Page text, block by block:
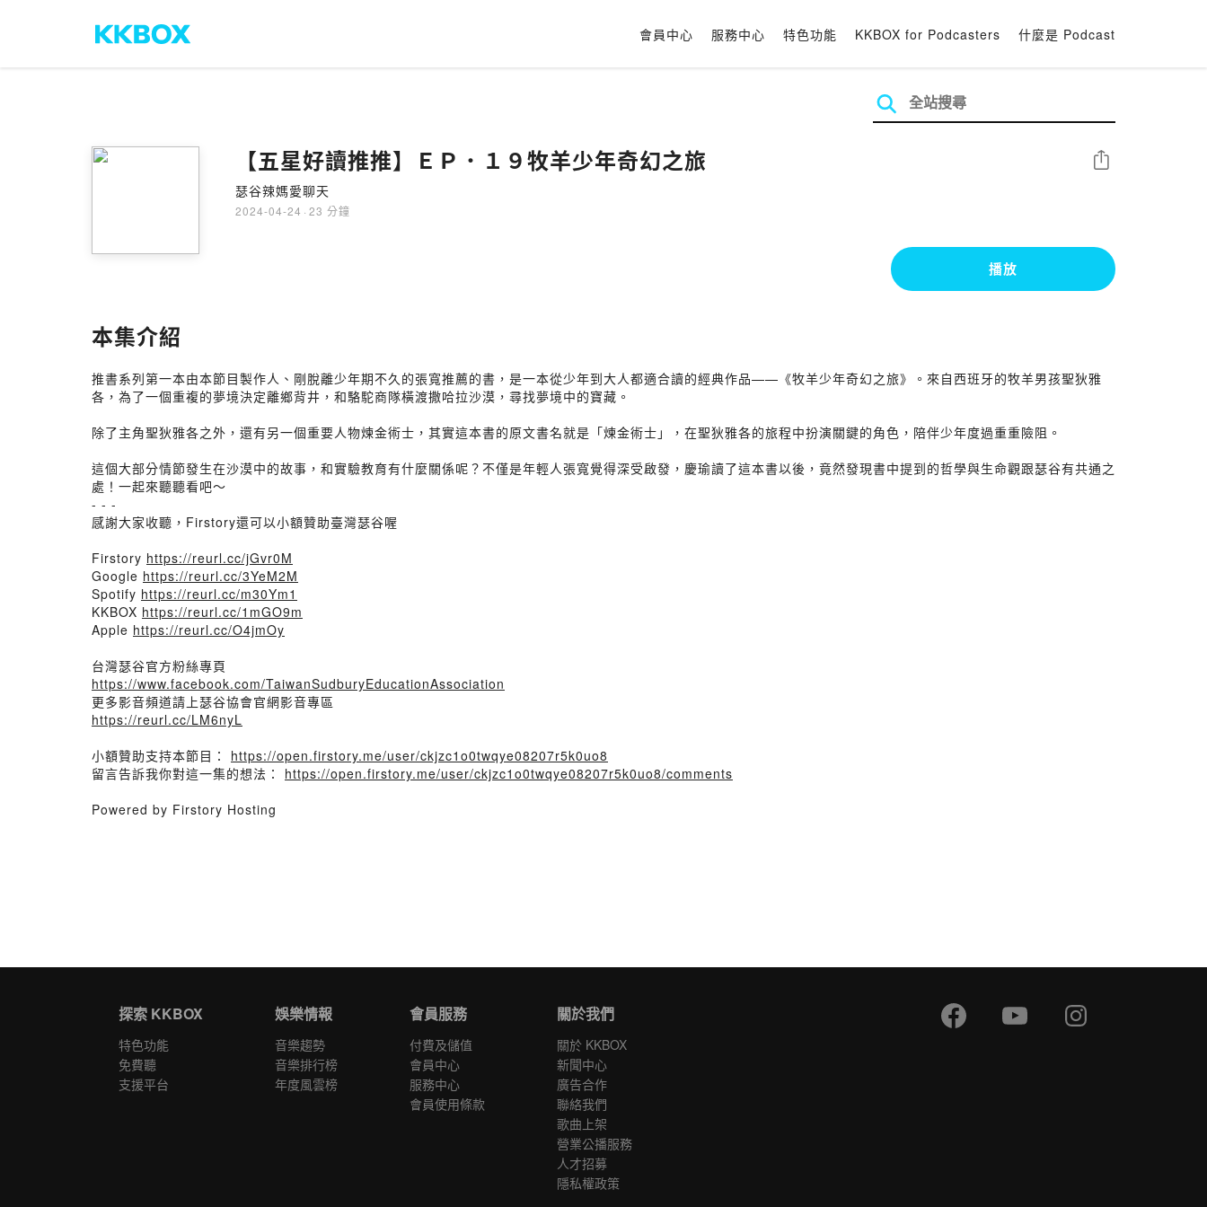
會員中心 服務中心 特色功能 KKBOX for Podcasters 什麼是 Podcast
【五星好讀推推】ＥＰ．１９牧羊少年奇幻之旅
瑟谷辣媽愛聊天
2024-04-24 · 23 分鐘
分享
播放
本集介紹
推書系列第一本由本節目製作人、剛脫離少年期不久的張寬推薦的書，是一本從少年到大人都適合讀的經典作品——《牧羊少年奇幻之旅》。來自西班牙的牧羊男孩聖狄雅
各，為了一個重複的夢境決定離鄉背井，和駱駝商隊橫渡撒哈拉沙漠，尋找夢境中的寶藏。
除了主角聖狄雅各之外，還有另一個重要人物煉金術士，其實這本書的原文書名就是「煉金術士」，在聖狄雅各的旅程中扮演關鍵的角色，陪伴少年度過重重險阻。
這個大部分情節發生在沙漠中的故事，和實驗教育有什麼關係呢？不僅是年輕人張寬覺得深受啟發，慶瑜讀了這本書以後，竟然發現書中提到的哲學與生命觀跟瑟谷有共通之
處！一起來聽聽看吧～
- - -
感謝大家收聽，Firstory還可以小額贊助臺灣瑟谷喔
Firstory https://reurl.cc/jGvr0M
Google https://reurl.cc/3YeM2M
Spotify https://reurl.cc/m30Ym1
KKBOX https://reurl.cc/1mGO9m
Apple https://reurl.cc/O4jmOy
台灣瑟谷官方粉絲專頁
https://www.facebook.com/TaiwanSudburyEducationAssociation
更多影音頻道請上瑟谷協會官網影音專區
https://reurl.cc/LM6nyL
小額贊助支持本節目： https://open.firstory.me/user/ckjzc1o0twqye08207r5k0uo8
留言告訴我你對這一集的想法： https://open.firstory.me/user/ckjzc1o0twqye08207r5k0uo8/comments
Powered by Firstory Hosting
探索 KKBOX
特色功能
免費聽
支援平台
娛樂情報
音樂趨勢
音樂排行榜
年度風雲榜
會員服務
付費及儲值
會員中心
服務中心
會員使用條款
關於我們
關於 KKBOX
新聞中心
廣告合作
聯絡我們
歌曲上架
營業公播服務
人才招募
隱私權政策